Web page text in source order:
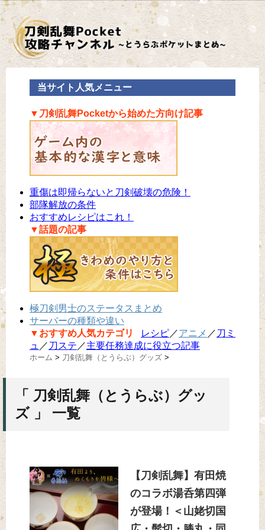
当サイト人気メニュー
▼刀剣乱舞Pocketから始めた方向け記事
重傷は即帰らないと刀剣破壊の危険！
部隊解放の条件
おすすめレシピはこれ！
▼話題の記事
極刀剣男士のステータスまとめ
サーバーの種類や違い
▼おすすめ人気カテゴリ
レシピ／アニメ ／ 刀ミ
ュ ／ 刀ステ ／主要任務達成に役立つ記事
ホーム > 刀剣乱舞（とうらぶ）グッズ >
「 刀剣乱舞（とうらぶ）グッ
ズ 」 一覧
【刀剣乱舞】有田焼
のコラボ湯呑第四弾
が登場！＜山姥切国